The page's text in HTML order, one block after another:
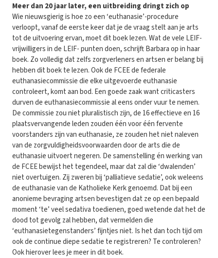
Meer dan 20 jaar later, een uitbreiding dringt zich op
Wie nieuwsgierig is hoe zo een ‘euthanasie’-procedure
verloopt, vanaf de eerste keer dat je de vraag stelt aan je arts
tot de uitvoering ervan, moet dit boek lezen. Wat de vele LEIF-
vrijwilligers in de LEIF- punten doen, schrijft Barbara op in haar
boek. Zo volledig dat zelfs zorgverleners en artsen er belang bij
hebben dit boek te lezen. Ook de FCEE de federale
euthanasiecommissie die elke uitgevoerde euthanasie
controleert, komt aan bod. Een goede zaak want criticasters
durven de euthanasiecommissie al eens onder vuur te nemen.
De commissie zou niet pluralistisch zijn, de 16 effectieve en 16
plaatsvervangende leden zouden één voor één fervente
voorstanders zijn van euthanasie, ze zouden het niet naleven
van de zorgvuldigheidsvoorwaarden door de arts die de
euthanasie uitvoert negeren. De samenstelling én werking van
de FCEE bewijst het tegendeel, maar dat zal die ‘dwalenden’
niet overtuigen. Zij zweren bij ‘palliatieve sedatie’, ook weleens
de euthanasie van de Katholieke Kerk genoemd. Dat bij een
anonieme bevraging artsen bevestigen dat ze op een bepaald
moment ‘te’ veel sedativa toedienen, goed wetende dat het de
dood tot gevolg zal hebben, dat vermelden die
‘euthanasietegenstanders’ fijntjes niet. Is het dan toch tijd om
ook de continue diepe sedatie te registreren? Te controleren?
Ook hierover lees je meer in dit boek.